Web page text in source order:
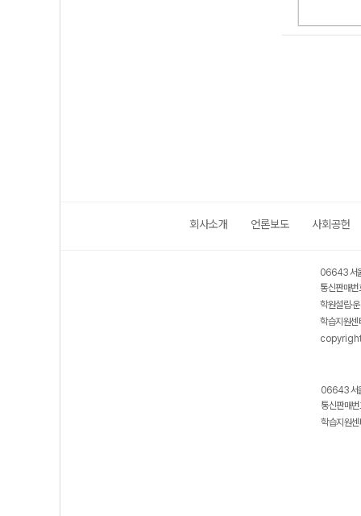
회사소개 언론보도 사회공헌
06643 서
통신판매
학원설립·
학습지원
06643 서
통신판매
학습지원